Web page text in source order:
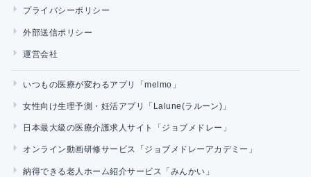
プライバシーポリシー
外部送信ポリシー
運営会社
いつもの医療が変わるアプリ「melmo」
女性向け生理予測・妊活アプリ「Lalune(ラルーン)」
日本最大級の医療介護求人サイト「ジョブメドレー」
オンライン動画研修サービス「ジョブメドレーアカデミー」
納得できる老人ホーム紹介サービス「みんかい」